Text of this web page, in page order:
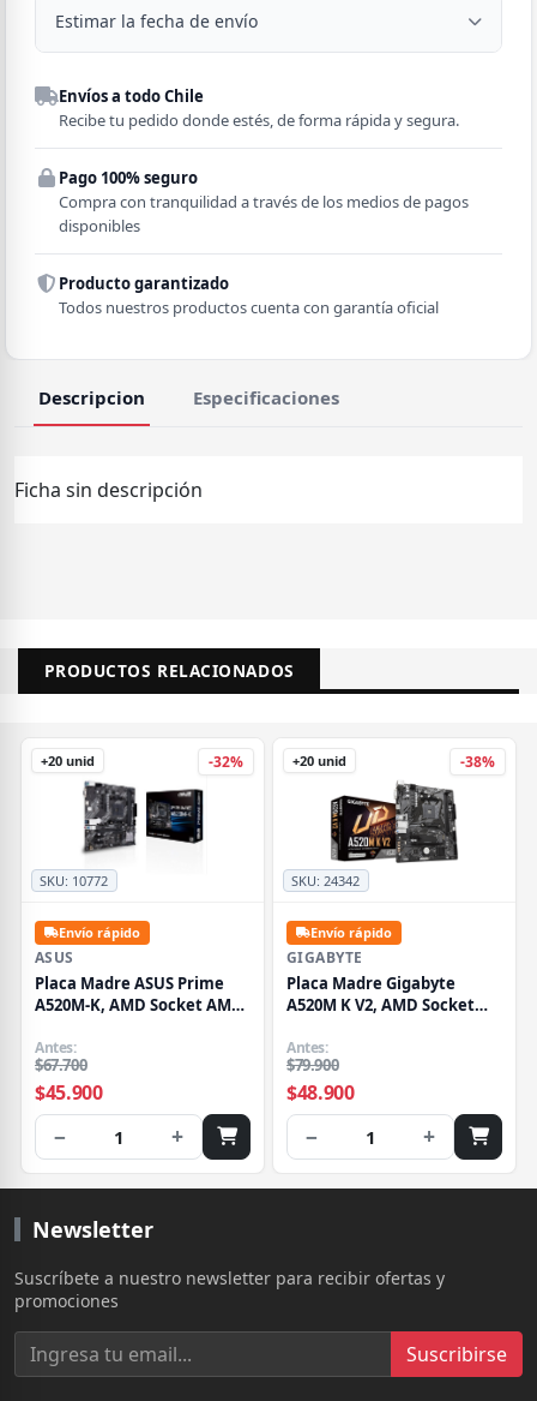
Estimar la fecha de envío
Despacho a domicilio
Región
Comuna
Envíos a todo Chile
Recibe tu pedido donde estés, de forma rápida y segura.
Pago 100% seguro
Compra con tranquilidad a través de los medios de pagos
disponibles
Producto garantizado
Todos nuestros productos cuenta con garantía oficial
Descripcion Especificaciones
Ficha sin descripción
PRODUCTOS RELACIONADOS
-32%
SKU: 10772
+20 unid
Envío rápido
ASUS
Placa Madre ASUS Prime
A520M-K, AMD Socket AM4,
M.2, 4xSATA, Micro-ATX
Antes:
$67.700
$45.900
− 1 +
-38%
SKU:24342
+20 unid
Envío rápido
GIGABYTE
Placa Madre Gigabyte
A520M K V2, AMD Socket
HDMI, 1xM.2, 4xSATA,
Micro-ATX
Antes:
$79.900
$48.900
− 1 +
Newsletter
Suscríbete a nuestro newsletter para recibir ofertas y
promociones
Suscribirse